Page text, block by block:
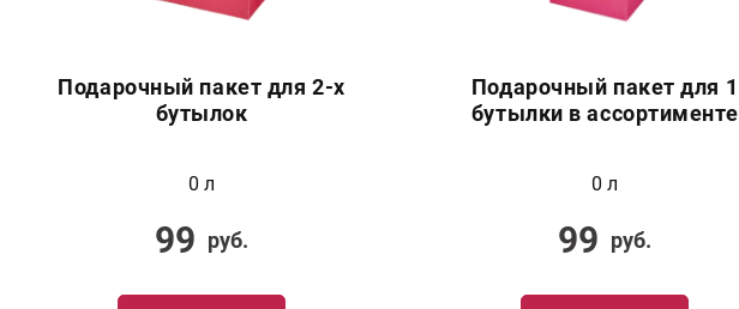
Подарочный пакет для 2-х
бутылок
0 л
99 руб.
Подарочный пакет для 1
бутылки в ассортименте
0 л
99 руб.